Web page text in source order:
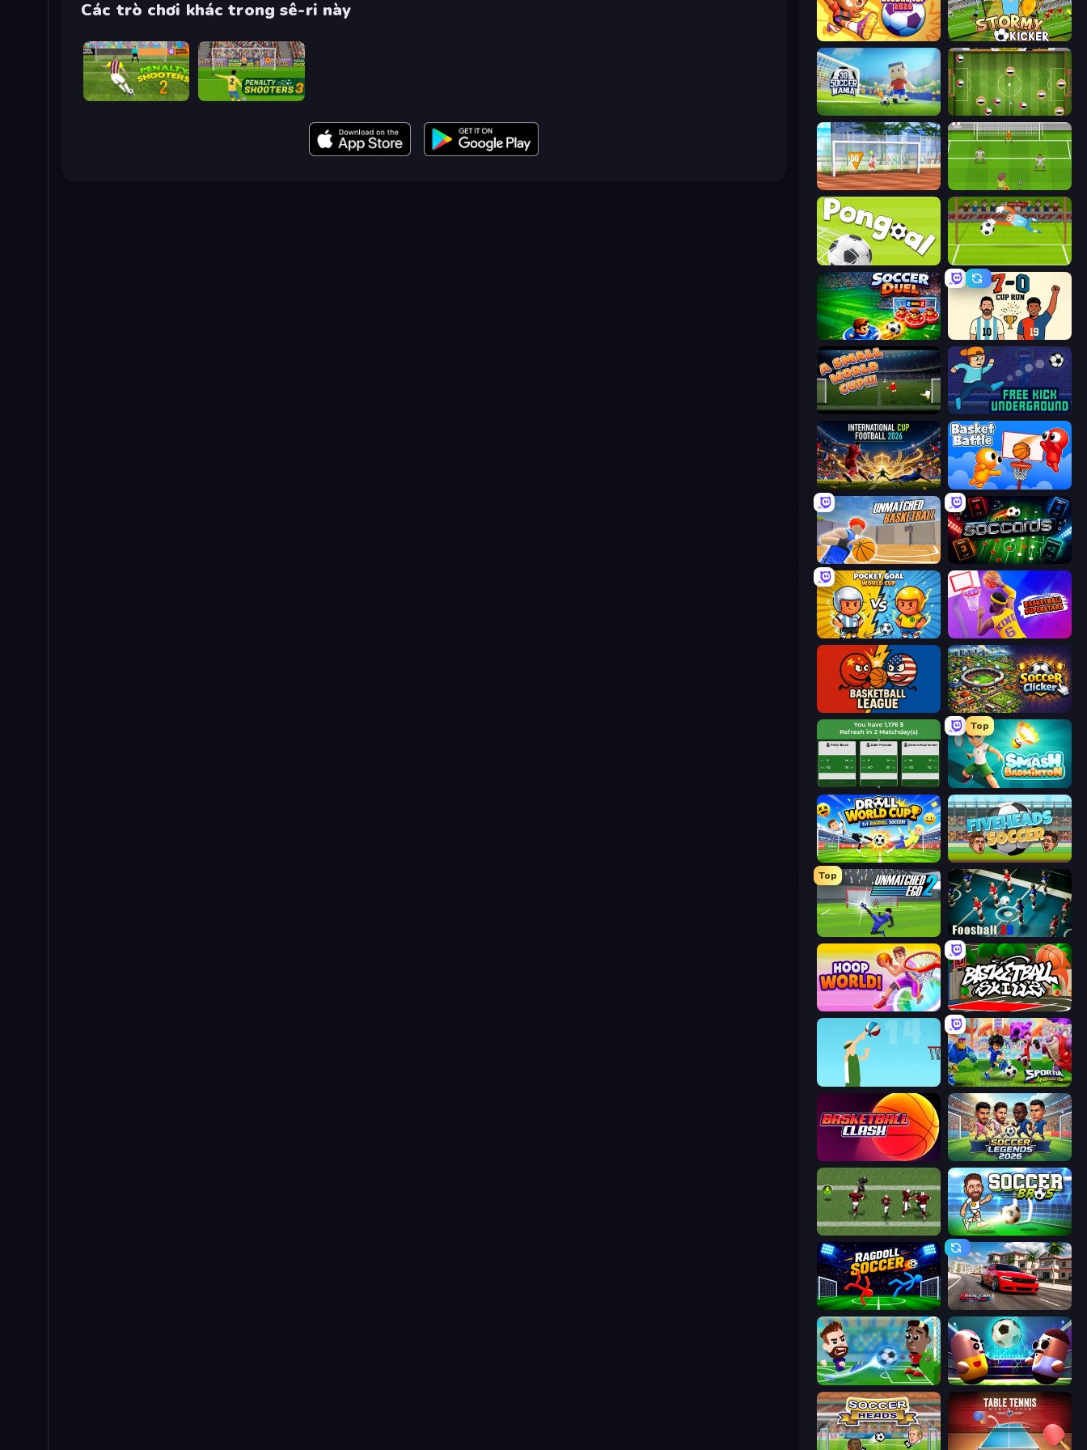
Các trò chơi khác trong sê-ri này
Penalty Shooters 2 Penalty Shooters 3
Goal Gang Stormy Kicker
3D Soccer Mania Soccer Challenge
Street Freekick 3D Drop Kick: World Cup
Pongoal Penalty Superstar
Soccer Duel
A Small World Cup Free Kick Underground
International Cup Football 2026 Basket Battle
Unmatched Basketball Soccards
Pocket Goal: World Cup Basketball Superstars
Basketball League Soccer Clicker
Idle Soccer Manager
Top
Smash Badminton
Droll World Cup Fiveheads Soccer
Top
Unmatched Ego 2 Foosball 3D
Hoop World 3D Basketball Skills
Street Ball Jam Sportia Football Cup
Basketball Clash Soccer Legends 2026
Return Man 2 Soccer Bros
Ragdoll Soccer 2 Players Real Car Driving
Soccer Masters: Euro 2020 Pill Soccer